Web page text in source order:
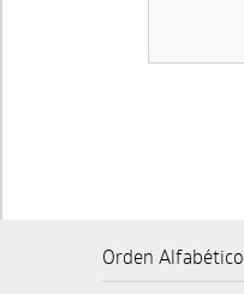
Orden Alfabético